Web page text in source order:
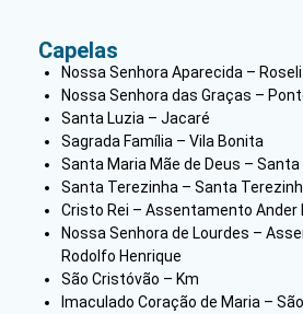
Capelas
Nossa Senhora Aparecida –
Nossa Senhora das Graças –
Santa Luzia – Jacaré
Sagrada Família – Vila Bonita
Santa Maria Mãe de Deus – Santa
Santa Terezinha – Santa
Cristo Rei – Assentamento Ander
Nossa Senhora de Lourdes –
Rodolfo Henrique
São Cristóvão – Km
Imaculado Coração de Maria –